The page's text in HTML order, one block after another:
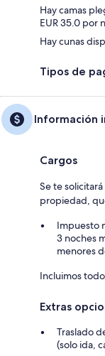
Hay camas
EUR 35.0 por
Hay cunas
Tipos de
Información
Cargos
Se te
propiedad,
Impuesto
3 noches
menores
Incluimos
Extras
Traslado
(solo ida,